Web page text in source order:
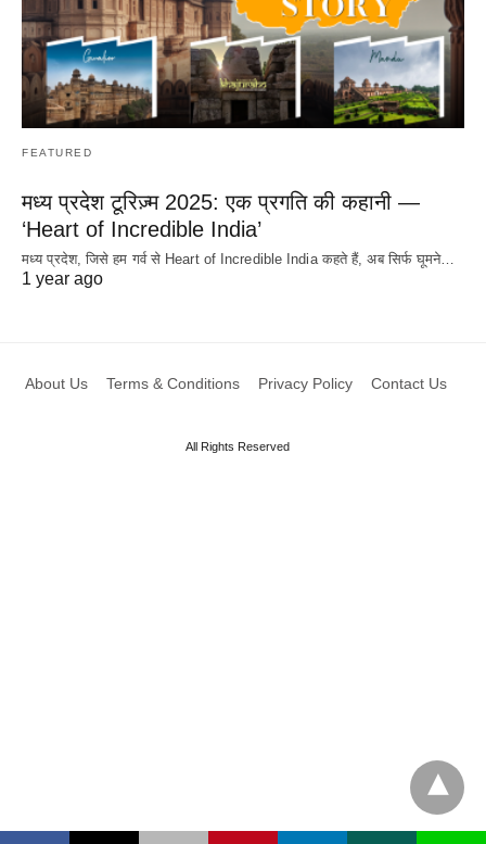
FEATURED
मध्य प्रदेश टूरिज़्म 2025: एक प्रगति की कहानी —
‘Heart of Incredible India’
मध्य प्रदेश, जिसे हम गर्व से Heart of Incredible India कहते हैं, अब सिर्फ घूमने…
1 year ago
About Us Terms & Conditions Privacy Policy Contact Us
All Rights Reserved